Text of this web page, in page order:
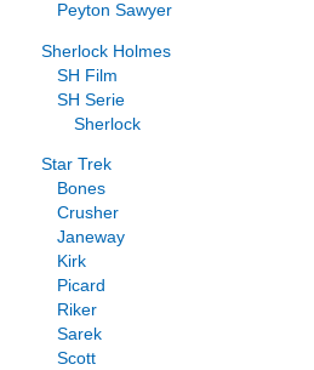
Peyton Sawyer
Sherlock Holmes
SH Film
SH Serie
Sherlock
Star Trek
Bones
Crusher
Janeway
Kirk
Picard
Riker
Sarek
Scott